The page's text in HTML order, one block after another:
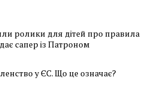
ролики для дітей про правила
сапер із Патроном
у ЄС. Що це означає?